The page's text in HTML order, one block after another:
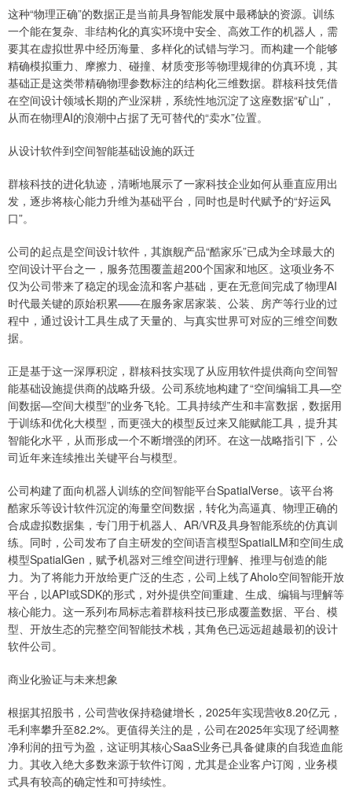
这种“物理正确”的数据正是当前具身智能发展中最稀缺的资源。训练
一个能在复杂、非结构化的真实环境中安全、高效工作的机器人，需
要其在虚拟世界中经历海量、多样化的试错与学习。而构建一个能够
精确模拟重力、摩擦力、碰撞、材质变形等物理规律的仿真环境，其
基础正是这类带精确物理参数标注的结构化三维数据。群核科技凭借
在空间设计领域长期的产业深耕，系统性地沉淀了这座数据“矿山”，
从而在物理AI的浪潮中占据了无可替代的“卖水”位置。
从设计软件到空间智能基础设施的跃迁
群核科技的进化轨迹，清晰地展示了一家科技企业如何从垂直应用出
发，逐步将核心能力升维为基础平台，同时也是时代赋予的“好运风
口”。
公司的起点是空间设计软件，其旗舰产品“酷家乐”已成为全球最大的
空间设计平台之一，服务范围覆盖超200个国家和地区。这项业务不
仅为公司带来了稳定的现金流和客户基础，更在无意间完成了物理AI
时代最关键的原始积累——在服务家居家装、公装、房产等行业的过
程中，通过设计工具生成了天量的、与真实世界可对应的三维空间数
据。
正是基于这一深厚积淀，群核科技实现了从应用软件提供商向空间智
能基础设施提供商的战略升级。公司系统地构建了“空间编辑工具—空
间数据—空间大模型”的业务飞轮。工具持续产生和丰富数据，数据用
于训练和优化大模型，而更强大的模型反过来又能赋能工具，提升其
智能化水平，从而形成一个不断增强的闭环。在这一战略指引下，公
司近年来连续推出关键平台与模型。
公司构建了面向机器人训练的空间智能平台SpatialVerse。该平台将
酷家乐等设计软件沉淀的海量空间数据，转化为高逼真、物理正确的
合成虚拟数据集，专门用于机器人、AR/VR及具身智能系统的仿真训
练。同时，公司发布了自主研发的空间语言模型SpatialLM和空间生成
模型SpatialGen，赋予机器对三维空间进行理解、推理与创造的能
力。为了将能力开放给更广泛的生态，公司上线了Aholo空间智能开放
平台，以API或SDK的形式，对外提供空间重建、生成、编辑与理解等
核心能力。这一系列布局标志着群核科技已形成覆盖数据、平台、模
型、开放生态的完整空间智能技术栈，其角色已远远超越最初的设计
软件公司。
商业化验证与未来想象
根据其招股书，公司营收保持稳健增长，2025年实现营收8.20亿元，
毛利率攀升至82.2%。更值得关注的是，公司在2025年实现了经调整
净利润的扭亏为盈，这证明其核心SaaS业务已具备健康的自我造血能
力。其收入绝大多数来源于软件订阅，尤其是企业客户订阅，业务模
式具有较高的确定性和可持续性。